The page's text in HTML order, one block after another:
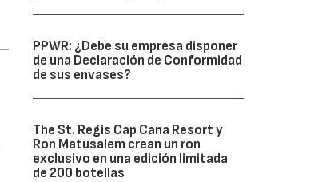
PPWR: ¿Debe su empresa disponer
de una Declaración de Conformidad
de sus envases?
The St. Regis Cap Cana Resort y
Ron Matusalem crean un ron
exclusivo en una edición limitada
de 200 botellas